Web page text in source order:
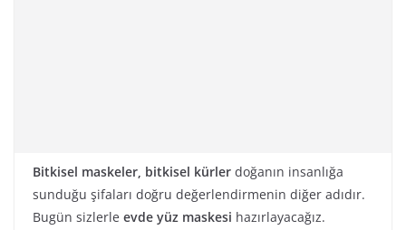
Bitkisel maskeler, bitkisel kürler doğanın insanlığa
sunduğu şifaları doğru değerlendirmenin diğer adıdır.
Bugün sizlerle evde yüz maskesi hazırlayacağız.